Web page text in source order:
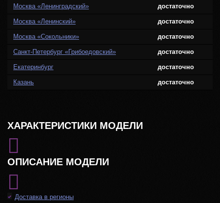
Москва «Ленинградский» достаточно
Москва «Ленинский» достаточно
Москва «Сокольники» достаточно
Санкт-Петербург «Грибоедовский» достаточно
Екатеринбург достаточно
Казань достаточно
ХАРАКТЕРИСТИКИ МОДЕЛИ
ОПИСАНИЕ МОДЕЛИ
Доставка в регионы